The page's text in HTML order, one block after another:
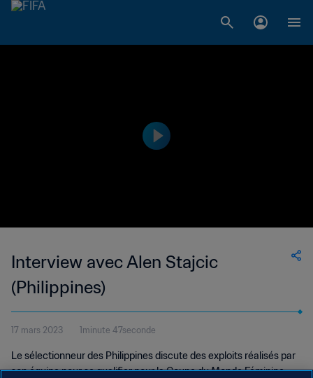
Interview avec Alen Stajcic
(Philippines)
17 mars 2023 1minute 47seconde
Le sélectionneur des Philippines discute des exploits réalisés par
son équipe pour se qualifier pour la Coupe du Monde Féminine